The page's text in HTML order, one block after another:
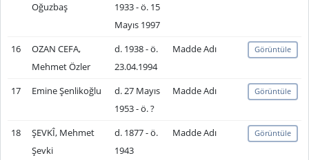
Oğuzbaş
1933 - ö. 15
Mayıs 1997
16
OZAN CEFA,
Mehmet Özler
d. 1938 - ö.
23.04.1994
Madde Adı Görüntüle
17 Emine Şenlikoğlu
d. 27 Mayıs
1953 - ö. ?
Madde Adı Görüntüle
18
ŞEVKÎ, Mehmet
Şevki
d. 1877 - ö.
1943
Madde Adı Görüntüle